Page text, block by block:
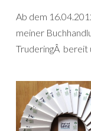
Ab dem
meiner
TruderingÂ bereit